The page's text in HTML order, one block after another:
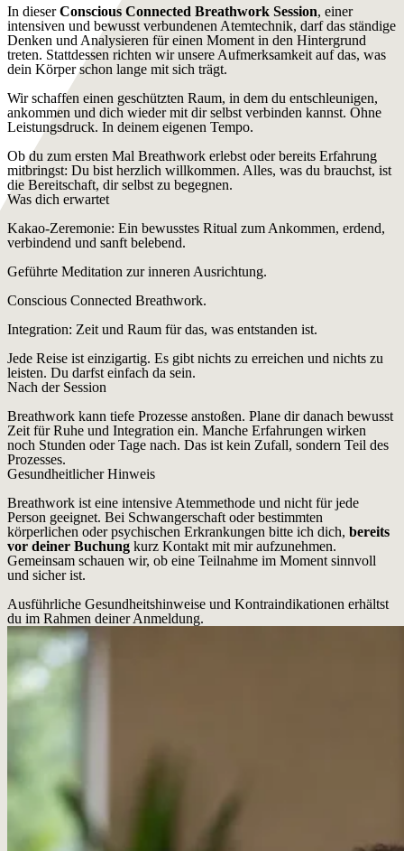
In dieserConscious Connected Breathwork Session, einer
intensiven und bewusst verbundenen Atemtechnik, darf das ständige
Denken und Analysieren für einen Moment in den Hintergrund
treten. Stattdessen richten wir unsere Aufmerksamkeit auf das, was
dein Körper schon lange mit sich trägt.
Wir schaffen einen geschützten Raum, in dem du entschleunigen,
ankommen und dich wieder mit dir selbst verbinden kannst. Ohne
Leistungsdruck. In deinem eigenen Tempo.
Ob du zum ersten Mal Breathwork erlebst oder bereits Erfahrung
mitbringst: Du bist herzlich willkommen. Alles, was du brauchst, ist
die Bereitschaft, dir selbst zu begegnen.
Was dich erwartet
Kakao-Zeremonie: Ein bewusstes Ritual zum Ankommen, erdend,
verbindend und sanft belebend.
Geführte Meditation zur inneren Ausrichtung.
Conscious Connected Breathwork.
Integration: Zeit und Raum für das, was entstanden ist.
Jede Reise ist einzigartig. Es gibt nichts zu erreichen und nichts zu
leisten. Du darfst einfach da sein.
Nach der Session
Breathwork kann tiefe Prozesse anstoßen. Plane dir danach bewusst
Zeit für Ruhe und Integration ein. Manche Erfahrungen wirken
noch Stunden oder Tage nach. Das ist kein Zufall, sondern Teil des
Prozesses.
Gesundheitlicher Hinweis
Breathwork ist eine intensive Atemmethode und nicht für jede
Person geeignet. Bei Schwangerschaft oder bestimmten
körperlichen oder psychischen Erkrankungen bitte ich dich, bereits
vor deiner Buchung kurz Kontakt mit mir aufzunehmen.
Gemeinsam schauen wir, ob eine Teilnahme im Moment sinnvoll
und sicher ist.
Ausführliche Gesundheitshinweise und Kontraindikationen erhältst
du im Rahmen deiner Anmeldung.